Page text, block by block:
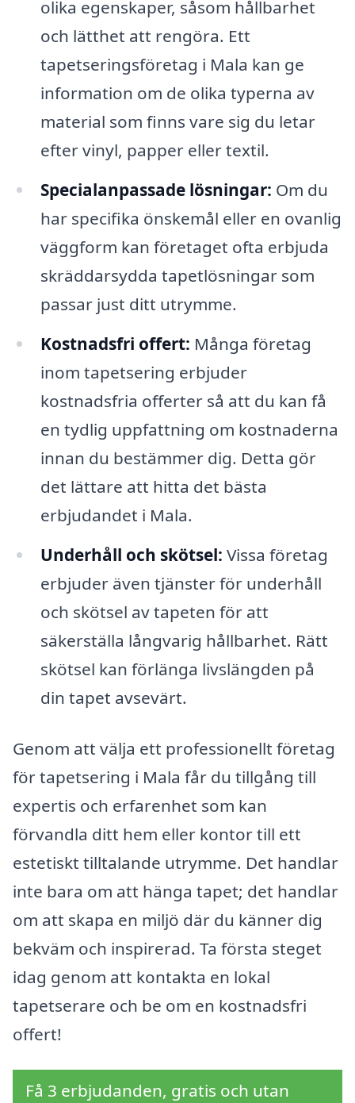
olika egenskaper, såsom hållbarhet
och lätthet att rengöra. Ett
tapetseringsföretag i Mala kan ge
information om de olika typerna av
material som finns vare sig du letar
efter vinyl, papper eller textil.
Specialanpassade lösningar: Om du
har specifika önskemål eller en ovanlig
väggform kan företaget ofta erbjuda
skräddarsydda tapetlösningar som
passar just ditt utrymme.
Kostnadsfri offert: Många företag
inom tapetsering erbjuder
kostnadsfria offerter så att du kan få
en tydlig uppfattning om kostnaderna
innan du bestämmer dig. Detta gör
det lättare att hitta det bästa
erbjudandet i Mala.
Underhåll och skötsel: Vissa företag
erbjuder även tjänster för underhåll
och skötsel av tapeten för att
säkerställa långvarig hållbarhet. Rätt
skötsel kan förlänga livslängden på
din tapet avsevärt.
Genom att välja ett professionellt företag
för tapetsering i Mala får du tillgång till
expertis och erfarenhet som kan
förvandla ditt hem eller kontor till ett
estetiskt tilltalande utrymme. Det handlar
inte bara om att hänga tapet; det handlar
om att skapa en miljö där du känner dig
bekväm och inspirerad. Ta första steget
idag genom att kontakta en lokal
tapetserare och be om en kostnadsfri
offert!
Få 3 erbjudanden, gratis och utan